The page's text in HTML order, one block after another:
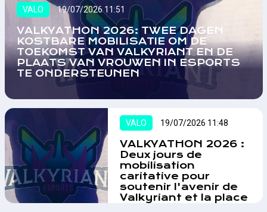
VALO 19/07/2026 11:51
VALKYATHON 2026: TWEE DAGEN
KOSTBARE MOBILISATIE OM DE
TOEKOMST VAN VALKYRIANT EN DE
PLAATS VAN VROUWEN IN ESPORTS
TE ONDERSTEUNEN
VALO 19/07/2026 11:48
VALKYATHON 2026 :
Deux jours de
mobilisation
caritative pour
soutenir l'avenir de
Valkyriant et la place